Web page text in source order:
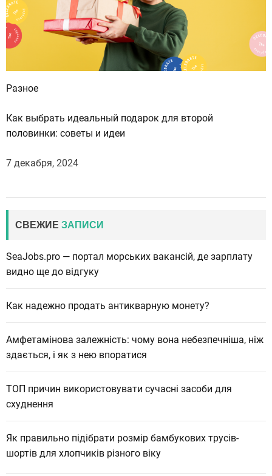
Разное
Как выбрать идеальный подарок для второй
половинки: советы и идеи
7 декабря, 2024
СВЕЖИЕ ЗАПИСИ
SeaJobs.pro — портал морських вакансій, де зарплату
видно ще до відгуку
Как надежно продать антикварную монету?
Амфетамінова залежність: чому вона небезпечніша, ніж
здається, і як з нею впоратися
ТОП причин використовувати сучасні засоби для
схуднення
Як правильно підібрати розмір бамбукових трусів-
шортів для хлопчиків різного віку